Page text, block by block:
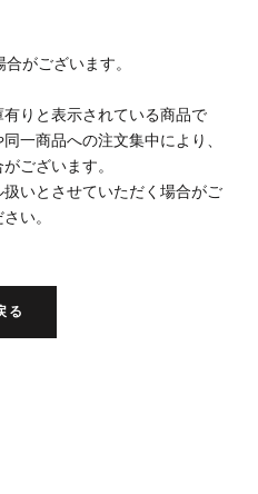
がございます。
りと表示されている商品で
一商品への注文集中により、
ございます。
いとさせていただく場合がご
い。
る